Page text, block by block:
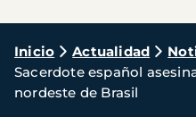
Ruta
de
navegación
Inicio Actualidad
Sacerdote español
nordeste de Brasil